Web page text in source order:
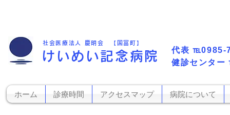
​健診センター
社会医療法人 慶明会 【国富町】
けいめい記念病院 代表​ ℡0985-
ホーム 診療時間 アクセスマップ 病院について